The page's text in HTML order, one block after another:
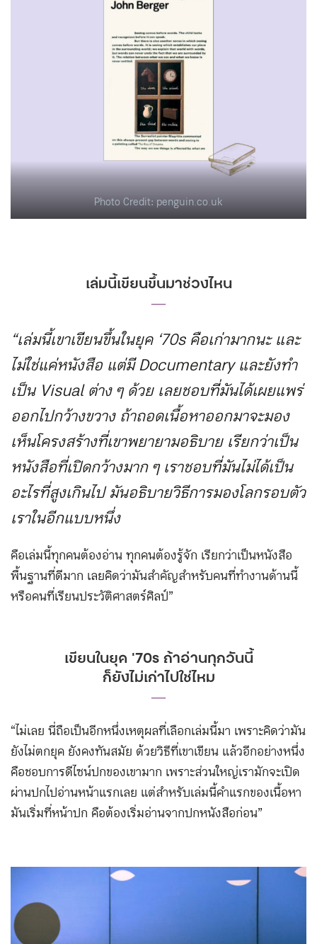
Photo Credit: penguin.co.uk
เล่มนี้เขียนขึ้นมาช่วงไหน
―
“เล่มนี้เขาเขียนขึ้นในยุค ‘70sคือเก่ามากนะ และ
ไม่ใช่แค่หนังสือ แต่มีDocumentaryและยังทำ
เป็น Visualต่าง ๆ ด้วย เลยชอบที่มันได้เผยแพร่
ออกไปกว้างขวาง ถ้าถอดเนื้อหาออกมาจะมอง
เห็นโครงสร้างที่เขาพยายามอธิบาย เรียกว่าเป็น
หนังสือที่เปิดกว้างมาก ๆ เราชอบที่มันไม่ได้เป็น
อะไรที่สูงเกินไป มันอธิบายวิธีการมองโลกรอบตัว
เราในอีกแบบหนึ่ง
คือเล่มนี้ทุกคนต้องอ่าน ทุกคนต้องรู้จัก เรียกว่าเป็นหนังสือ
พื้นฐานที่ดีมาก เลยคิดว่ามันสำคัญสำหรับคนที่ทำงานด้านนี้
หรือคนที่เรียนประวัติศาสตร์ศิลป์”
เขียนในยุค ’70s ถ้าอ่านทุกวันนี้
ก็ยังไม่เก่าไปใช่ไหม
―
“ไม่เลย นี่ถือเป็นอีกหนึ่งเหตุผลที่เลือกเล่มนี้มา เพราะคิดว่ามัน
ยังไม่ตกยุค ยังคงทันสมัย ด้วยวิธีที่เขาเขียน แล้วอีกอย่างหนึ่ง
คือชอบการดีไซน์ปกของเขามาก เพราะส่วนใหญ่เรามักจะเปิด
ผ่านปกไปอ่านหน้าแรกเลย แต่สำหรับเล่มนี้คำแรกของเนื้อหา
มันเริ่มที่หน้าปก คือต้องเริ่มอ่านจากปกหนังสือก่อน”